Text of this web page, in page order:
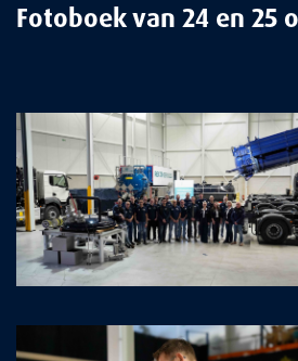
Fotoboek van 24 en 25